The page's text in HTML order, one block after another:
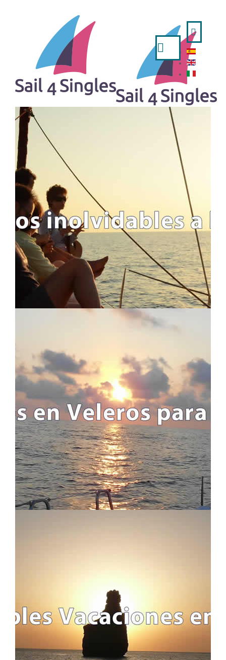
- ENGLISH
- ITALIANO
OFFERTE VIAGGI
UNA SETTIMANA IN BARCA A VELA
FINE SETTIMANA E PONTI FESTIVI
REGATE
LUNGHE TRAVERSATE
TUTTI I VIAGGI
ITINERARI E ROTTE
INFO UTILI
INFORMAZIONE IMPORTANTE
FAQ - DOMANDE FREQUENTI
CHI SIAMO E CHE FACCIAMO
CIRCA S4S!!
POLITICA DEI COOKIES
POLITICA SULLA PRIVACY
CONTATTI
MODULO DI CONTATTO
MAPPA DELLA SITUAZIONE
LOGIN